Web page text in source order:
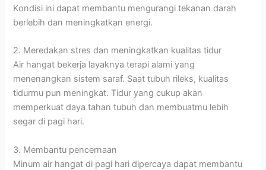
Kondisi ini dapat membantu mengurangi tekanan darah
berlebih dan meningkatkan energi.
2. Meredakan stres dan meningkatkan kualitas tidur
Air hangat bekerja layaknya terapi alami yang
menenangkan sistem saraf. Saat tubuh rileks, kualitas
tidurmu pun meningkat. Tidur yang cukup akan
memperkuat daya tahan tubuh dan membuatmu lebih
segar di pagi hari.
3. Membantu pencernaan
Minum air hangat di pagi hari dipercaya dapat membantu